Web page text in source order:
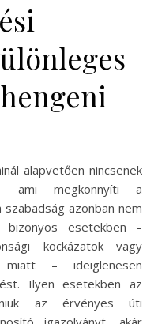
alapvetően nincsenek
ami megkönnyíti a
azonban nem
bizonyos esetekben –
kockázatok vagy
miatt – ideiglenesen
Ilyen esetekben az
az érvényes úti